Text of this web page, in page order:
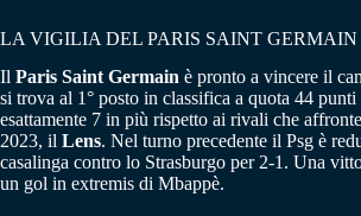
LA VIGILIA DEL PARIS SAINT GERMAIN
Il Paris Saint Germain è pronto a vincere il
si trova al 1° posto in classifica a quota 44
esattamente 7 in più rispetto ai rivali che
2023, il Lens. Nel turno precedente il Psg è
casalinga contro lo Strasburgo per 2-1. Una
un gol in extremis di Mbappè.